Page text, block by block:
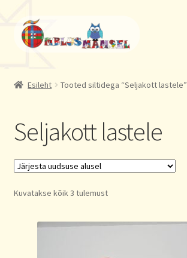
Liigu
navigeerimisele
Liigu
sisu
juurde
Aadressid
Esileht Tooted siltidega “Seljakott lastele”
Seljakott lastele
Kuvatakse kõik 3 tulemustSorted